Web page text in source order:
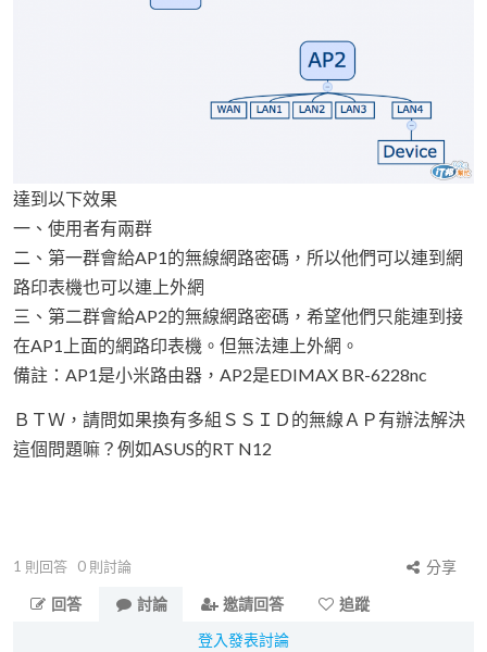
達到以下效果
一、使用者有兩群
二、第一群會給AP1的無線網路密碼，所以他們可以連到網
路印表機也可以連上外網
三、第二群會給AP2的無線網路密碼，希望他們只能連到接
在AP1上面的網路印表機。但無法連上外網。
備註：AP1是小米路由器，AP2是EDIMAX BR-6228nc
ＢＴＷ，請問如果換有多組ＳＳＩＤ的無線ＡＰ有辦法解決
這個問題嘛？例如ASUS的RT N12
1 則回答 0 則討論
分享
回答
討論 邀請回答
追蹤
登入發表討論